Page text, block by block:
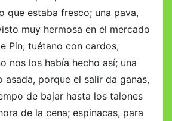
que estaba fresco; una pava,
muy hermosa en el mercado
Pin; tuétano con cardos,
nos los había hecho así; una
asada, porque el salir da ganas,
de bajar hasta los talones
de la cena; espinacas, para